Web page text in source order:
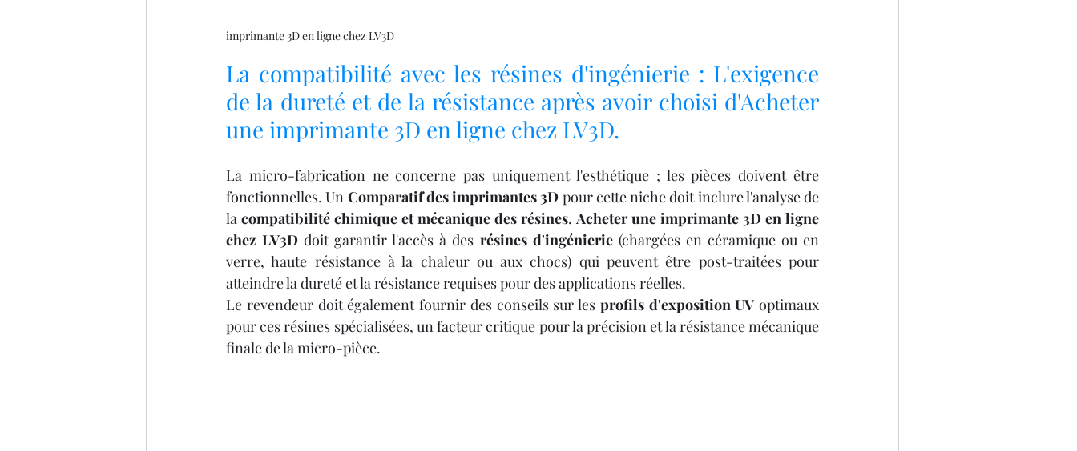
imprimante 3D en ligne chez LV3D
La compatibilité avec les résines d'ingénierie : L'exigence
de la dureté et de la résistance après avoir choisi d'Acheter
une imprimante 3D en ligne chez LV3D.
La micro-fabrication ne concerne pas uniquement l'esthétique ; les pièces doivent être
fonctionnelles. Un Comparatif des imprimantes 3D pour cette niche doit inclure l'analyse de
la compatibilité chimique et mécanique des résines. Acheter une imprimante 3D en ligne
chez LV3D doit garantir l'accès à des résines d'ingénierie (chargées en céramique ou en
verre, haute résistance à la chaleur ou aux chocs) qui peuvent être post-traitées pour
atteindre la dureté et la résistance requises pour des applications réelles.
Le revendeur doit également fournir des conseils sur les profils d'exposition UV optimaux
pour ces résines spécialisées, un facteur critique pour la précision et la résistance mécanique
finale de la micro-pièce.